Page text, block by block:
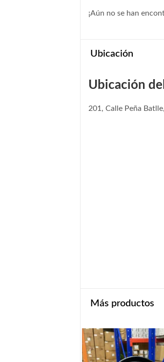
¡Aún no se han
Ubicación
Ubicación
201, Calle Peña
Más productos